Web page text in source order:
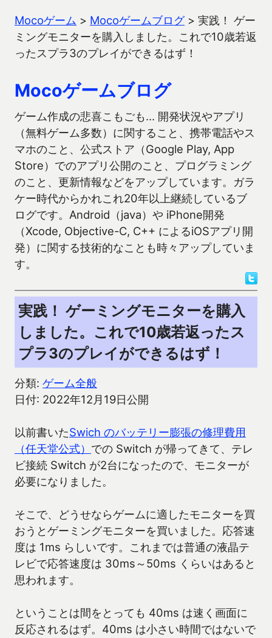
Mocoゲーム > Mocoゲームブログ> 実践！ ゲー
ミングモニターを購入しました。これで10歳若返
ったスプラ3のプレイができるはず！
Mocoゲームブログ
ゲーム作成の悲喜こもごも… 開発状況やアプリ
（無料ゲーム多数）に関すること、携帯電話やス
マホのこと、公式ストア（Google Play, App
Store）でのアプリ公開のこと、プログラミング
のこと、更新情報などをアップしています。ガラ
ケー時代からかれこれ20年以上継続しているブ
ログです。Android（java）や iPhone開発
（Xcode, Objective-C, C++ によるiOSアプリ開
発）に関する技術的なことも時々アップしていま
す。
実践！ ゲーミングモニターを購入
しました。これで10歳若返ったス
プラ3のプレイができるはず！
分類: ゲーム全般
日付: 2022年12月19日公開
以前書いたSwich のバッテリー膨張の修理費用
（任天堂公式） での Switch が帰ってきて、テレ
ビ接続 Switch が2台になったので、モニターが
必要になりました。
そこで、どうせならゲームに適したモニターを買
おうとゲーミングモニターを買いました。応答速
度は 1ms らしいです。これまでは普通の液晶テ
レビで応答速度は 30ms～50ms くらいはあると
思われます。
ということは間をとっても 40ms は速く画面に
反応されるはず。40ms は小さい時間ではないで